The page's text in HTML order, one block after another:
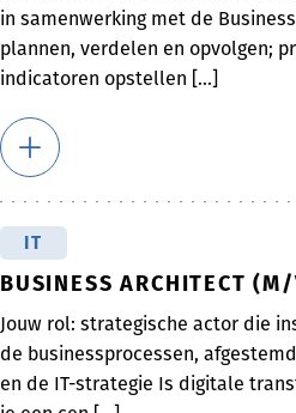
in samenwerking met de
plannen, verdelen en opvolgen;
indicatoren opstellen [...]
IT
BUSINESS ARCHITECT
Jouw rol: strategische actor die
de businessprocessen,
en de IT-strategie Is digitale